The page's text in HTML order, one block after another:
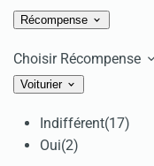
Récompense
Choisir Récompense
Voiturier
Indifférent(17)
Oui(2)